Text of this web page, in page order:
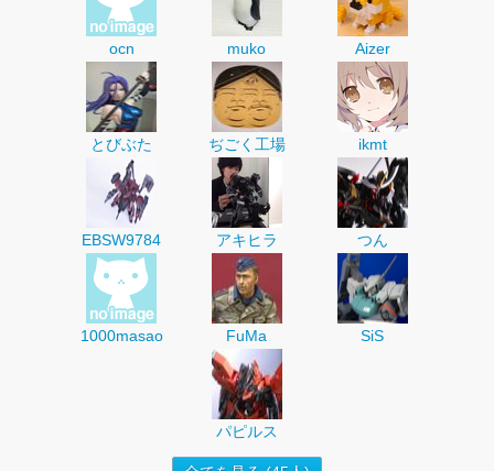
ocn muko Aizer
とびぶた ぢごく工場 ikmt
EBSW9784 アキヒラ つん
1000masao FuMa SiS
パピルス